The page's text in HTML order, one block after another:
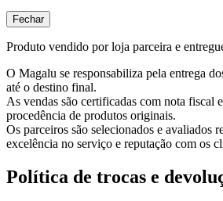
Fechar
Produto vendido por loja parceira e
O Magalu se responsabiliza pela entrega
até o destino final.
As vendas são certificadas com nota fiscal
procedência de produtos originais.
Os parceiros são selecionados e avaliados
excelência no serviço e reputação com os
Política de trocas e